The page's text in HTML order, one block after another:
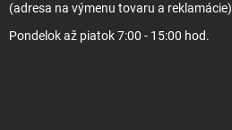
(adresa na výmenu tovaru a reklamácie)
Pondelok až piatok 7:00 - 15:00 hod.